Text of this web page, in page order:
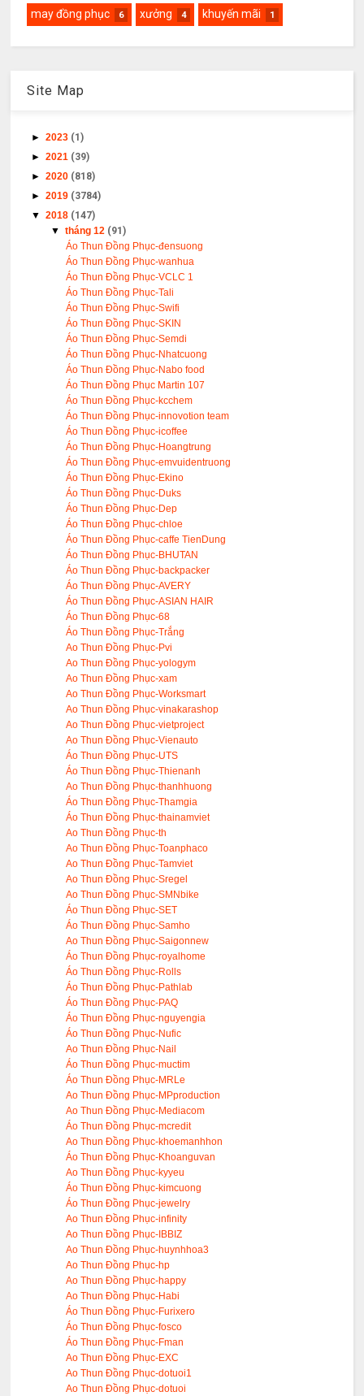
may đồng phục 6 xưởng 4 khuyến mãi 1
Site Map
►2023 (1)
►2021 (39)
►2020 (818)
►2019 (3784)
▼2018 (147)
▼tháng 12 (91)
Áo Thun Đồng Phục-đensuong
Áo Thun Đồng Phục-wanhua
Áo Thun Đồng Phục-VCLC 1
Áo Thun Đồng Phục-Tali
Áo Thun Đồng Phục-Swifi
Áo Thun Đồng Phục-SKIN
Áo Thun Đồng Phục-Semdi
Áo Thun Đồng Phục-Nhatcuong
Áo Thun Đồng Phục-Nabo food
Áo Thun Đồng Phục Martin 107
Áo Thun Đồng Phục-kcchem
Áo Thun Đồng Phục-innovotion team
Áo Thun Đồng Phục-icoffee
Áo Thun Đồng Phục-Hoangtrung
Áo Thun Đồng Phục-emvuidentruong
Áo Thun Đồng Phục-Ekino
Áo Thun Đồng Phục-Duks
Áo Thun Đồng Phục-Dep
Áo Thun Đồng Phục-chloe
Áo Thun Đồng Phục-caffe TienDung
Áo Thun Đồng Phục-BHUTAN
Áo Thun Đồng Phục-backpacker
Áo Thun Đồng Phục-AVERY
Áo Thun Đồng Phục-ASIAN HAIR
Áo Thun Đồng Phục-68
Áo Thun Đồng Phục-Trắng
Ao Thun Đồng Phục-Pvi
Ao Thun Đồng Phục-yologym
Ao Thun Đồng Phục-xam
Ao Thun Đồng Phục-Worksmart
Ao Thun Đồng Phục-vinakarashop
Ao Thun Đồng Phục-vietproject
Ao Thun Đồng Phục-Vienauto
Áo Thun Đồng Phục-UTS
Áo Thun Đồng Phục-Thienanh
Ao Thun Đồng Phục-thanhhuong
Áo Thun Đồng Phục-Thamgia
Áo Thun Đồng Phục-thainamviet
Ao Thun Đồng Phục-th
Ao Thun Đồng Phục-Toanphaco
Ao Thun Đồng Phục-Tamviet
Ao Thun Đồng Phục-Sregel
Ao Thun Đồng Phục-SMNbike
Áo Thun Đồng Phục-SET
Áo Thun Đồng Phục-Samho
Ao Thun Đồng Phục-Saigonnew
Áo Thun Đồng Phục-royalhome
Áo Thun Đồng Phục-Rolls
Áo Thun Đồng Phục-Pathlab
Áo Thun Đồng Phục-PAQ
Áo Thun Đồng Phục-nguyengia
Áo Thun Đồng Phục-Nufic
Ao Thun Đồng Phục-Nail
Áo Thun Đồng Phục-muctim
Áo Thun Đồng Phục-MRLe
Ao Thun Đồng Phục-MPproduction
Ao Thun Đồng Phục-Mediacom
Áo Thun Đồng Phục-mcredit
Ao Thun Đồng Phục-khoemanhhon
Áo Thun Đồng Phục-Khoanguvan
Ao Thun Đồng Phục-kyyeu
Áo Thun Đồng Phục-kimcuong
Áo Thun Đồng Phục-jewelry
Ao Thun Đồng Phục-infinity
Ao Thun Đồng Phục-IBBIZ
Ao Thun Đồng Phục-huynhhoa3
Ao Thun Đồng Phục-hp
Ao Thun Đồng Phục-happy
Ao Thun Đồng Phục-Habi
Áo Thun Đồng Phục-Furixero
Áo Thun Đồng Phục-fosco
Áo Thun Đồng Phục-Fman
Ao Thun Đồng Phục-EXC
Ao Thun Đồng Phục-dotuoi1
Ao Thun Đồng Phục-dotuoi